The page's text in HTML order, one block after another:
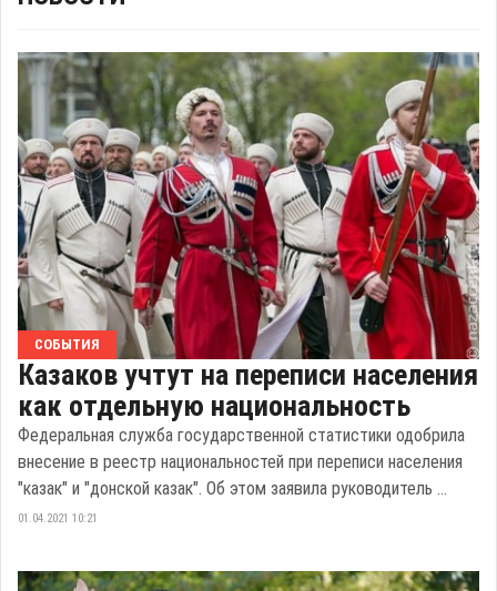
СОБЫТИЯ
Казаков учтут на переписи населения
как отдельную национальность
Федеральная служба государственной статистики одобрила
внесение в реестр национальностей при переписи населения
"казак" и "донской казак". Об этом заявила руководитель ...
01.04.2021 10:21